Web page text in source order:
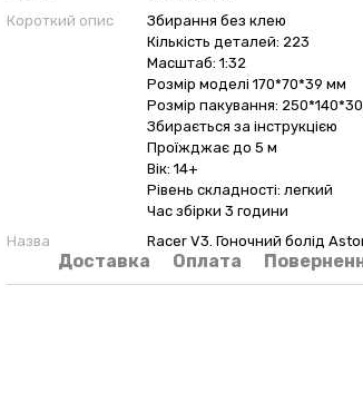
Короткий опис
Збирання без клею
Кількість деталей: 223
Масштаб: 1:32
Розмір моделі 170*70*39 мм
Розмір пакування:
Збирається за інструкцією
Проїжджає до 5 м
Вік: 14+
Рівень складності: легкий
Час збірки 3 години
Назва
Racer V3. Гоночний болід
Доставка Оплата